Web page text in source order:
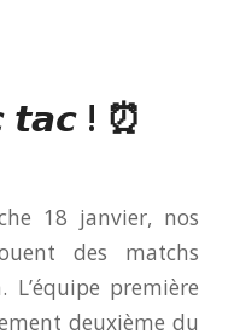
𝙩𝙖𝙘 ! ⏰
18 janvier, nos
des matchs
première
deuxième du